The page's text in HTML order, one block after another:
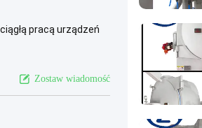
pracą urządzeń
Zostaw wiadomość